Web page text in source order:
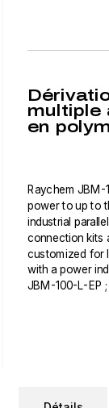
multiple
en
Raychem
power to up to
industrial
connection kits
customized for
with a power
JBM-100-L-EP